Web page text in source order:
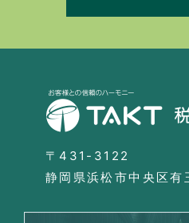
〒431-3122
静岡県浜松市中央区